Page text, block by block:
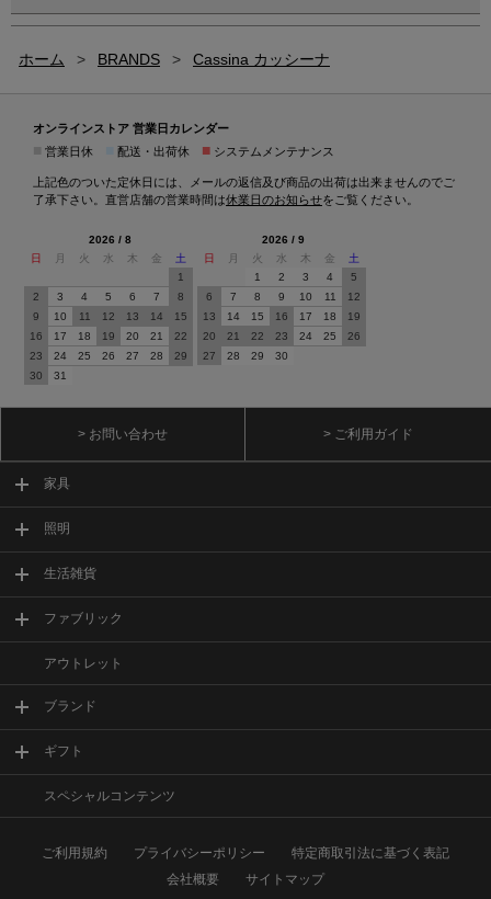
ホーム > BRANDS > Cassina カッシーナ
オンラインストア 営業日カレンダー
営業日休 配送・出荷休 ■ システムメンテナンス
上記色のついた定休日には、メールの返信及び商品の出荷は出来ませんのでご
了承下さい。直営店舗の営業時間は休業日のお知らせをご覧ください。
2026 / 8
日
月 火 水 木 金
土
1
2
3 4 5 6 7
8
9
10 11 12 13 14
15
16
17 18 19 20 21
22
23
24 25 26 27 28
29
30
31
2026 / 9
日
月 火 水 木 金
土
1
2 3 4
5
6
7 8 9 10 11
12
13
14 15 16 17 18
19
20
21 22 23 24 25
26
27
28 29 30
> お問い合わせ > ご利用ガイド
家具
照明
生活雑貨
ファブリック
アウトレット
ブランド
ギフト
スペシャルコンテンツ
ご利用規約 プライバシーポリシー
特定商取引法に基づく表記
会社概要
サイトマップ